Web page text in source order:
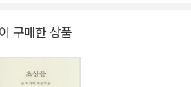
은 여러 작가와 사상가들의 글을 읽고 사
주의자였다는 사상적 공통점이 있고,
를 표한다. 하지만 그가 이런 저명한 사상
구매한 상품